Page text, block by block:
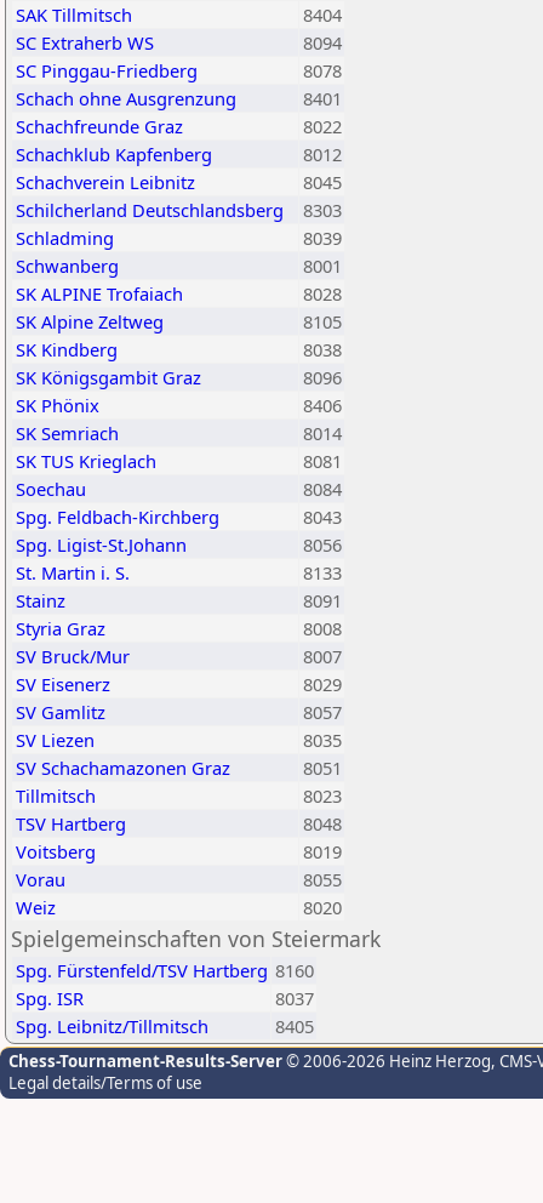
SAK Tillmitsch
8404
SC Extraherb WS
8094
SC Pinggau-Friedberg
8078
Schach ohne Ausgrenzung
8401
Schachfreunde Graz
8022
Schachklub Kapfenberg
8012
Schachverein Leibnitz
8045
Schilcherland Deutschlandsberg
8303
Schladming
8039
Schwanberg
8001
SK ALPINE Trofaiach
8028
SK Alpine Zeltweg
8105
SK Kindberg
8038
SK Königsgambit Graz
8096
SK Phönix
8406
SK Semriach
8014
SK TUS Krieglach
8081
Soechau
8084
Spg. Feldbach-Kirchberg
8043
Spg. Ligist-St.Johann
8056
St. Martin i. S.
8133
Stainz
8091
Styria Graz
8008
SV Bruck/Mur
8007
SV Eisenerz
8029
SV Gamlitz
8057
SV Liezen
8035
SV Schachamazonen Graz
8051
Tillmitsch
8023
TSV Hartberg
8048
Voitsberg
8019
Vorau
8055
Weiz
8020
Spielgemeinschaften von Steiermark
Spg. Fürstenfeld/TSV Hartberg 8160
Spg. ISR
8037
Spg. Leibnitz/Tillmitsch
8405
Chess-Tournament-Results-Server© 2006-2026 Heinz Herzog,
Legal details/Terms of use